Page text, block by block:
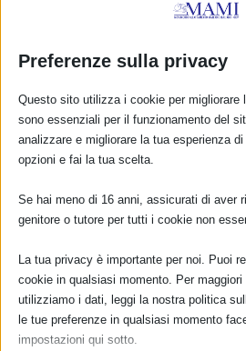
SAM 2023 a Ferrara e
27 Settembre 2023
RISPONDI
Preferenze sulla privacy
Questo sito utilizza i cookie per migliorare
sono essenziali per il funzionamento del
analizzare e migliorare la tua esperienza
opzioni e fai la tua scelta.
Se hai meno di 16 anni, assicurati di aver
genitore o tutore per tutti i cookie non
La tua privacy è importante per noi. Puoi
cookie in qualsiasi momento. Per
utilizziamo i dati, leggi la nostra politica
le tue preferenze in qualsiasi momento
impostazioni qui sotto.